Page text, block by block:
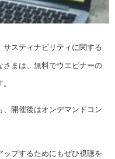
スティナビリティに関する
さまは、無料でウエビナーの
、開催後はオンデマンドコン
プするためにもぜひ視聴を